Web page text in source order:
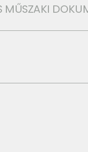
MŰSZAKI